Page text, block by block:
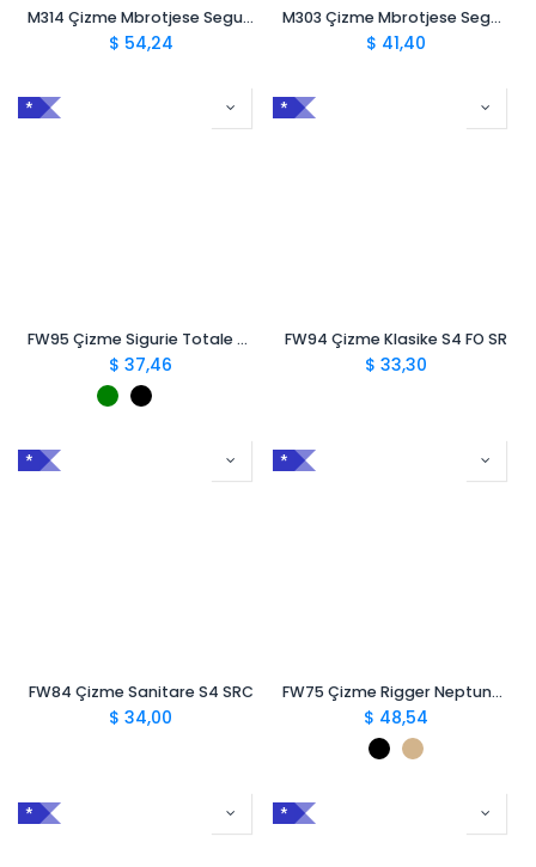
M314 Çizme Mbrotjese Segur Foca Black Chemical S5 CI SRC
$ 54,24
M303 Çizme Mbrotjese Segur Foca Chemical SB CI E FO SRC
$ 41,40
*
FW95 Çizme Sigurie Totale S5 FO SR
$ 37,46
*
FW94 Çizme Klasike S4 FO SR
$ 33,30
*
FW84 Çizme Sanitare S4 SRC
$ 34,00
*
FW75 Çizme Rigger Neptune S5 FO SR
$ 48,54
* *